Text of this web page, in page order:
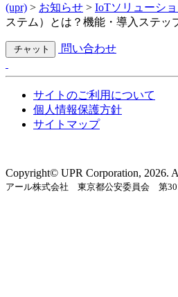
(upr) > お知らせ > IoTソリューシ
ステム）とは？機能・導入ステッ
チャット 問い合わせ
サイトのご利用について
個人情報保護方針
サイトマップ
Copyright©︎ UPR Corporation, 2026.
アール株式会社 東京都公安委員会 第